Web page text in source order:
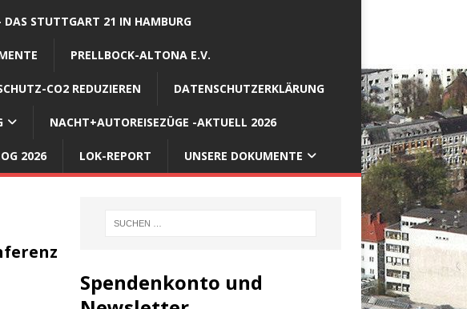
DAS STUTTGART 21 IN HAMBURG
PRELLBOCK-ALTONA E.V.
CO2 REDUZIEREN DATENSCHUTZERKLÄRUNG
NACHT+AUTOREISEZÜGE -AKTUELL 2026
2026 LOK-REPORT UNSERE DOKUMENTE
Spendenkonto und